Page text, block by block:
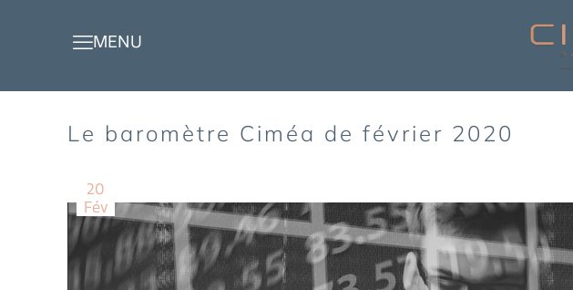
Le baromètre Ciméa de février 2020
20
Fév